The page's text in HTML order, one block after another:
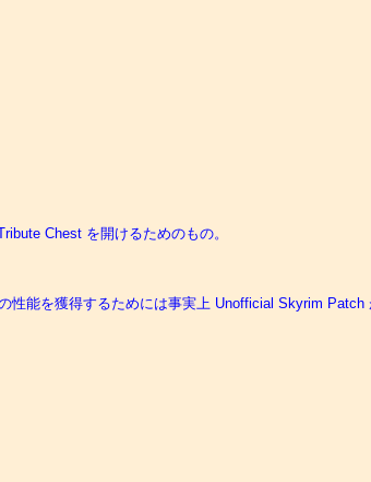
Chest を開けるためのもの。
性能を獲得するためには事実上 Unofficial Skyrim Patch